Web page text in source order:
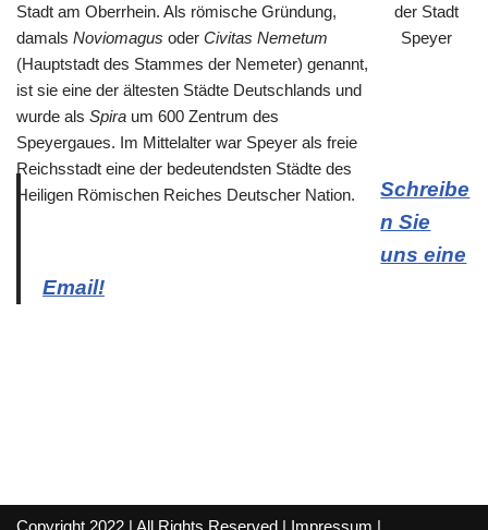
Stadt am Oberrhein. Als römische Gründung,
damals Noviomagus oder Civitas Nemetum
(Hauptstadt des Stammes der Nemeter) genannt,
ist sie eine der ältesten Städte Deutschlands und
wurde als Spira um 600 Zentrum des
Speyergaues. Im Mittelalter war Speyer als freie
Reichsstadt eine der bedeutendsten Städte des
Heiligen Römischen Reiches Deutscher Nation.
Schreibe
n Sie
uns eine
Email!
Copyright 2022 | All Rights Reserved | Impressum |